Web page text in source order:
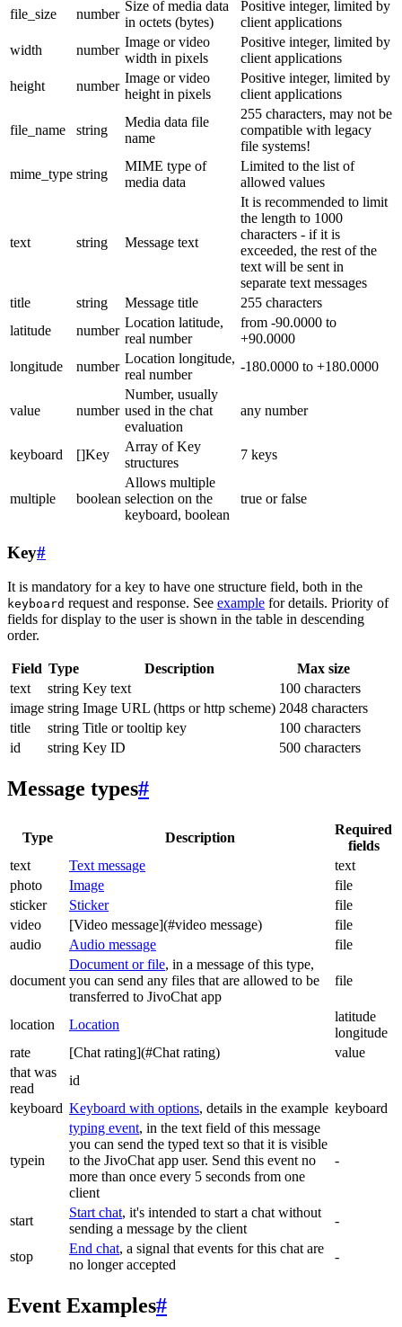
file_size
number
Size of media data
in octets (bytes)
Positive integer, limited by
client applications
width
number
Image or video
width in pixels
Positive integer, limited by
client applications
height
number
Image or video
height in pixels
Positive integer, limited by
client applications
file_name string
Media data file
name
255 characters, may not be
compatible with legacy
file systems!
mime_type string
MIME type of
media data
Limited to the list of
allowed values
text string Message text
It is recommended to limit
the length to 1000
characters - if it is
exceeded, the rest of the
text will be sent in
separate text messages
title
string Message title
255 characters
latitude
number
Location latitude,
real number
from -90.0000 to
+90.0000
longitude
number
Location longitude,
real number
-180.0000 to +180.0000
value number
Number, usually
used in the chat
evaluation
any number
keyboard []Key
Array of Key
structures
7 keys
multiple boolean
Allows multiple
selection on the
keyboard, boolean
true or false
Key#
It is mandatory for a key to have one structure field, both in the
keyboard request and response. See example for details. Priority of
fields for display to the user is shown in the table in descending
order.
Field Type Description
Max size
text
string Key text
100 characters
image string Image URL (https or http scheme) 2048 characters
title
string Title or tooltip key
100 characters
id
string Key ID 500 characters
Message types#
Type Description
Required
fields
text
Text message
text
photo
Image
file
sticker
Sticker
file
video
[Video message](#video message)
file
audio
Audio message file
document
Document or file, in a message of this type,
you can send any files that are allowed to be
transferred to JivoChat app
file
location Location
latitude
longitude
rate
[Chat rating](#Chat rating)
value
that was
read
id
keyboard Keyboard with options, details in the example keyboard
typein
typing event, in the text field of this message
you can send the typed text so that it is visible
to the JivoChat app user. Send this event no
more than once every 5 seconds from one
client
-
start
Start chat, it's intended to start a chat without
sending a message by the client
-
stop
End chat, a signal that events for this chat are
no longer accepted
-
Event Examples#